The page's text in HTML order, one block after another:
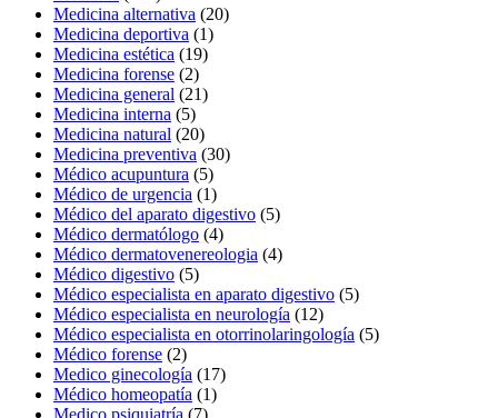
Medicina alternativa (20)
Medicina deportiva (1)
Medicina estética (19)
Medicina forense (2)
Medicina general (21)
Medicina interna (5)
Medicina natural (20)
Medicina preventiva (30)
Médico acupuntura (5)
Médico de urgencia (1)
Médico del aparato digestivo (5)
Médico dermatólogo (4)
Médico dermatovenereologia (4)
Médico digestivo (5)
Médico especialista en aparato digestivo (5)
Médico especialista en neurología (12)
Médico especialista en otorrinolaringología (5)
Médico forense (2)
Medico ginecología (17)
Médico homeopatía (1)
Medico psiquiatría (7)